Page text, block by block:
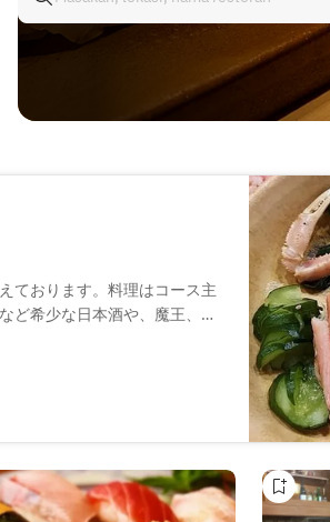
ております。料理はコース主
ど希少な日本酒や、魔王、村